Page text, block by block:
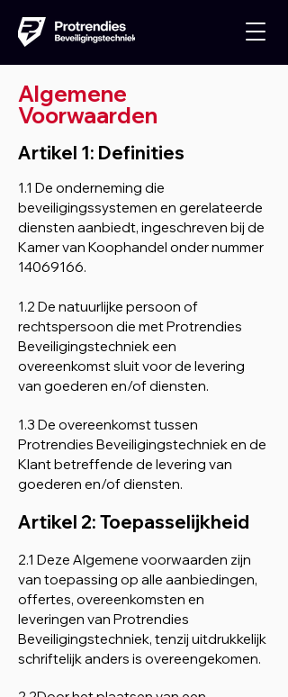
Algemene
Voorwaarden
Artikel 1: Definities
1.1 De onderneming die
beveiligingssystemen en gerelateerde
diensten aanbiedt, ingeschreven bij de
Kamer van Koophandel onder nummer
14069166.
1.2 De natuurlijke persoon of
rechtspersoon die met Protrendies
Beveiligingstechniek een
overeenkomst sluit voor de levering
van goederen en/of diensten.
1.3 De overeenkomst tussen
Protrendies Beveiligingstechniek en de
Klant betreffende de levering van
goederen en/of diensten.
Artikel 2: Toepasselijkheid
2.1 Deze Algemene voorwaarden zijn
van toepassing op alle aanbiedingen,
offertes, overeenkomsten en
leveringen van Protrendies
Beveiligingstechniek, tenzij uitdrukkelijk
schriftelijk anders is overeengekomen.